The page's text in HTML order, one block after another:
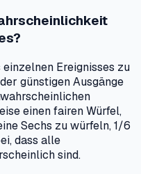
Ereignisses zu
günstigen Ausgänge
einen fairen Würfel,
Sechs zu würfeln, 1/6
dass alle
sind.